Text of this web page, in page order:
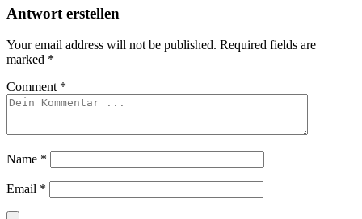
Antwort erstellen
Your email address will not be published. Required fields are
marked *
Comment *
Name *
Email *